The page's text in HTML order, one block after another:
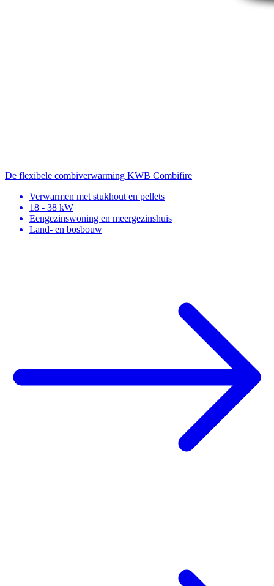
De flexibele combiverwarming KWB Combifire
Verwarmen met stukhout en pellets
18 - 38 kW
Eengezinswoning en meergezinshuis
Land- en bosbouw